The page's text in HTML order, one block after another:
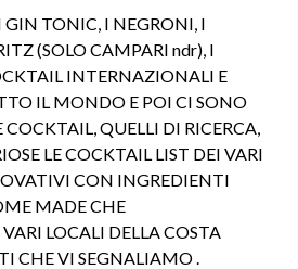
GIN TONIC, I NEGRONI, I
(SOLO CAMPARI ndr), I
INTERNAZIONALI E
IL MONDO E POI CI SONO
QUELLI DI RICERCA,
LE COCKTAIL LIST DEI VARI
CON INGREDIENTI
MADE CHE
LOCALI DELLA COSTA
CHE VI SEGNALIAMO .